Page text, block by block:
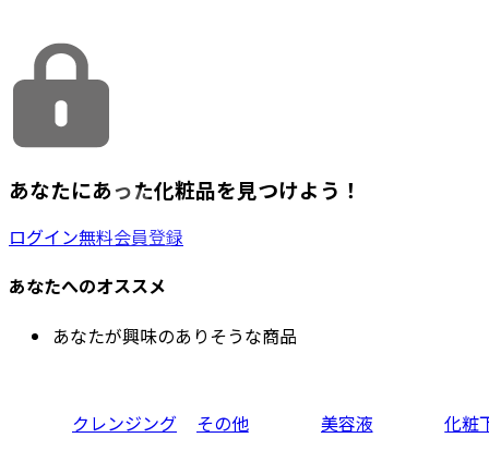
あなたにあった化粧品を見つけよう！
ログイン無料会員登録
あなたへのオススメ
あなたが興味のありそうな商品
クレンジング
その他
美容液
化粧